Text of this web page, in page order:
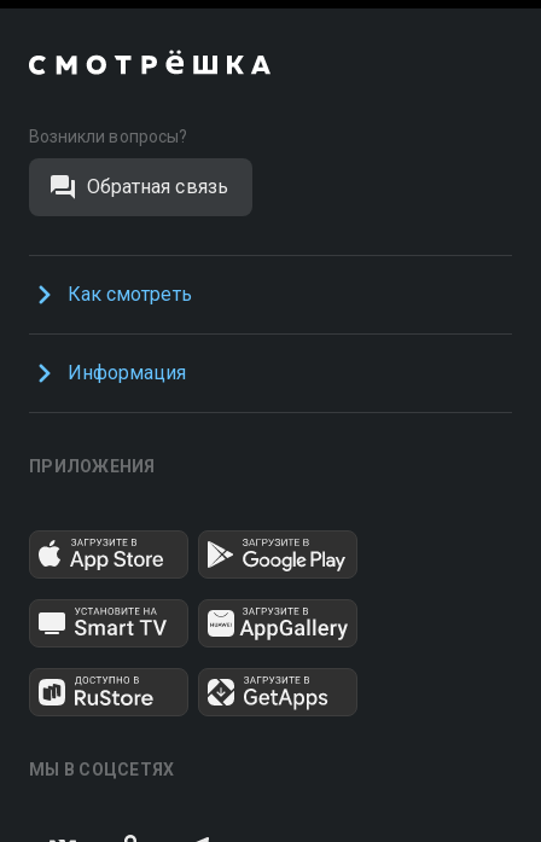
Возникли вопросы?
Обратная связь
Как смотреть
Информация
ПРИЛОЖЕНИЯ
МЫ В СОЦСЕТЯХ